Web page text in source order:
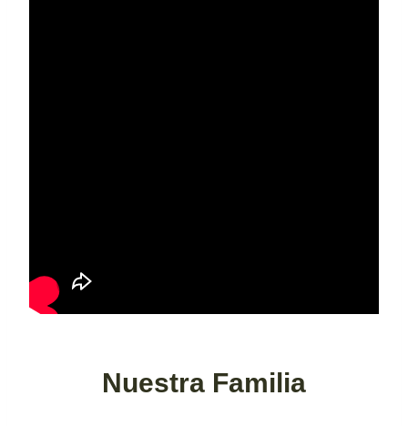
Nuestra Familia